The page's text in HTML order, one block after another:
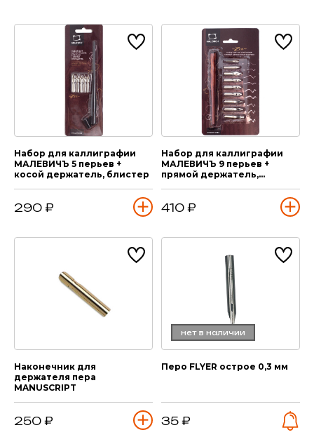
Набор для каллиграфии
МАЛЕВИЧЪ 5 перьев +
косой держатель, блистер
290 ₽
Набор для каллиграфии
МАЛЕВИЧЪ 9 перьев +
прямой держатель,
410 ₽
Наконечник для
держателя пера
MANUSCRIPT
250 ₽
нет в наличии
Перо FLYER острое 0,3 мм
35 ₽